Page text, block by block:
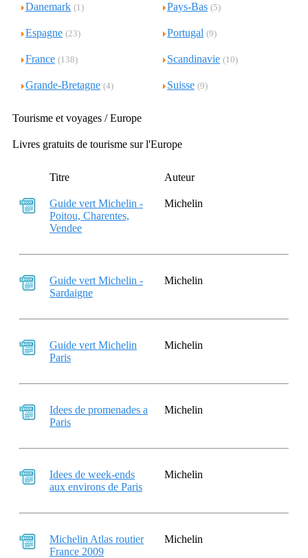
Danemark (1) Pays-Bas (5)
Espagne (23) Portugal (9)
France (138) Scandinavie (10)
Grande-Bretagne (4) Suisse (9)
Tourisme et voyages / Europe
Livres gratuits de tourisme sur l'Europe
Titre Auteur
Guide vert Michelin -
Poitou, Charentes,
Vendee
Michelin
Guide vert Michelin -
Sardaigne
Michelin
Guide vert Michelin
Paris
Michelin
Idees de promenades a
Paris
Michelin
Idees de week-ends
aux environs de Paris
Michelin
Michelin Atlas routier
France 2009
Michelin